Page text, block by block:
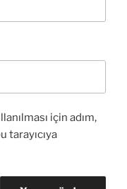
için adım,
tarayıcıya